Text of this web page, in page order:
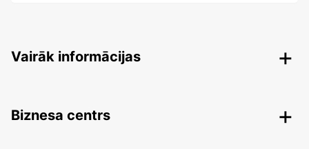
Vairāk informācijas
Biznesa centrs